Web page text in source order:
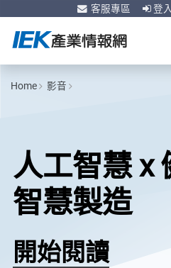
客服專區 登入
Home 影音
人工智慧 x
智慧製造
開始閱讀